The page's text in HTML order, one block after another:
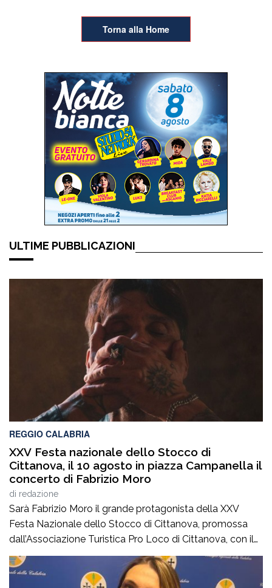
Torna alla Home
ULTIME PUBBLICAZIONI
REGGIO CALABRIA
XXV Festa nazionale dello Stocco di
Cittanova, il 10 agosto in piazza Campanella il
concerto di Fabrizio Moro
di redazione
Sarà Fabrizio Moro il grande protagonista della XXV
Festa Nazionale dello Stocco di Cittanova, promossa
dall’Associazione Turistica Pro Loco di Cittanova, con il
patrocinio e il contributo del Comune.Il concerto, in
programma lunedì 10 agosto in piazza Tommaso
Campanella, rappresenta uno degli appuntamenti clou